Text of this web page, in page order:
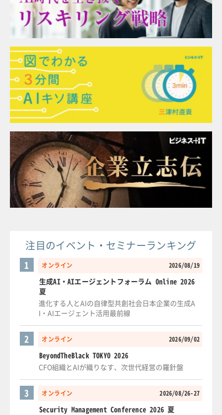
注目のイベント・セミナーランキング
オンライン 2026/08/19
1
生成AI・AIエージェントフォーラム Online 2026
夏
進化する人とAIの自律型共創社会日本企業の生成A
I・AIエージェント活用最前線
オンライン 2026/09/02
2
BeyondTheBlack TOKYO 2026
CFO組織とAIが織りなす、次世代経営の羅針盤
オンライン 2026/08/26-27
3
Security Management Conference 2026 夏